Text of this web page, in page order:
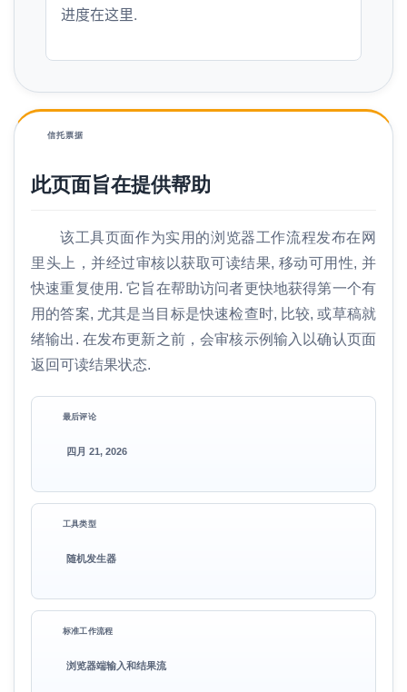
进度在这里.
信托票据
此页面旨在提供帮助
该工具页面作为实用的浏览器工作流程发布在网
里头上，并经过审核以获取可读结果, 移动可用性, 并
快速重复使用. 它旨在帮助访问者更快地获得第一个有
用的答案, 尤其是当目标是快速检查时, 比较, 或草稿就
绪输出. 在发布更新之前，会审核示例输入以确认页面
返回可读结果状态.
最后评论
四月 21, 2026
工具类型
随机发生器
标准工作流程
浏览器端输入和结果流